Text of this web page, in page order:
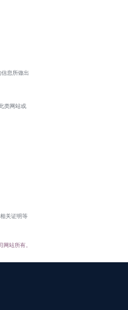
息所做出
类网站或
关证明等
站所有。